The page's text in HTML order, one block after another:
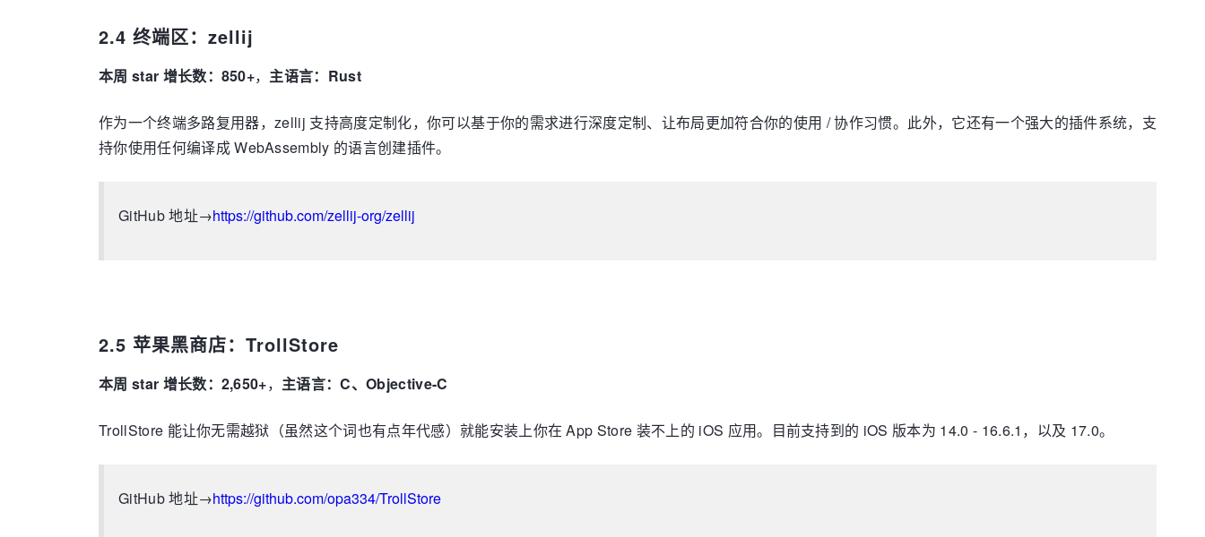
2.4 终端区：zellij
本周 star 增长数：850+， 主语言：Rust
作为一个终端多路复用器，zellij 支持高度定制化，你可以基于你的需求进行深度定制、让布局更加符合你的使用 / 协作习惯。此外，它还有一个强大的插件系统，支
持你使用任何编译成 WebAssembly 的语言创建插件。
GitHub 地址→https://github.com/zellij-org/zellij
2.5 苹果黑商店：TrollStore
本周 star 增长数：2,650+， 主语言：C、Objective-C
TrollStore 能让你无需越狱（虽然这个词也有点年代感）就能安装上你在 App Store 装不上的 iOS 应用。目前支持到的 iOS 版本为 14.0 - 16.6.1，以及 17.0。
GitHub 地址→https://github.com/opa334/TrollStore